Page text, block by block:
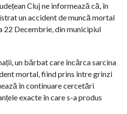
Cluj ne informează că, în
un accident de muncă mortal
22 Decembrie, din municipiul
un bărbat care încărca sarcina
mortal, fiind prins între grinzi
în continuare cercetări
exacte în care s-a produs